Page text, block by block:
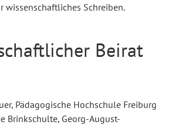
wissenschaftliches Schreiben.
Beirat
Pädagogische Hochschule Freiburg
Brinkschulte, Georg-August-